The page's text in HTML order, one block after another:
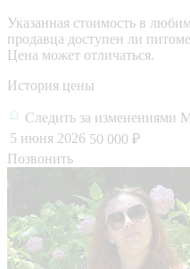
Указанная стоимость в
продавца доступен ли
Цена может отличаться.
История цены
Следить за изменениями
5 июня 2026 50 000 ₽
Позвонить